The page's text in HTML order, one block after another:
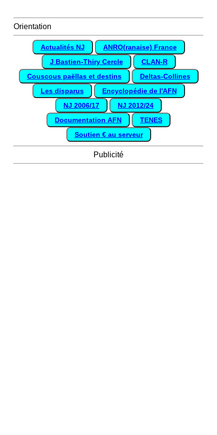
Orientation
Actualités NJ
ANRO(ranaise) France
J Bastien-Thiry Cercle
CLAN-R
Couscous paëllas et destins
Deltas-Collines
Les disparus
Encyclopédie de l'AFN
NJ 2006/17
NJ 2012/24
Documentation AFN
TENES
Soutien € au serveur
Publicité